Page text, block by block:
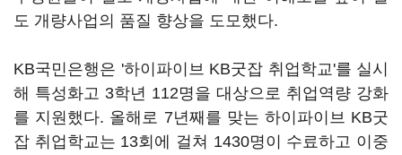
도 개량사업의 품질 향상을 도모했다.
KB국민은행은 '하이파이브 KB굿잡 취업학교'를 실시
해 특성화고 3학년 112명을 대상으로 취업역량 강화
를 지원했다. 올해로 7년째를 맞는 하이파이브 KB굿
잡 취업학교는 13회에 걸쳐 1430명이 수료하고 이중